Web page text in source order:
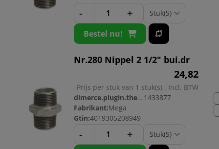
- +
Bestel nu!
Nr.280 Nippel 2 1/2" bui.dr
24,82
Prijs per stuk van 1 stuk(s) , Incl. BTW
dimerce.plugin.theme.productnr: 1433877
Fabrikant:Mega
Gtin:4019305208949
- +